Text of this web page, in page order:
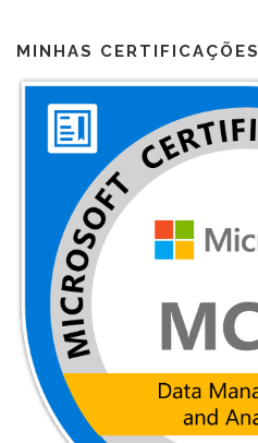
MINHAS CERTIFICAÇÕES